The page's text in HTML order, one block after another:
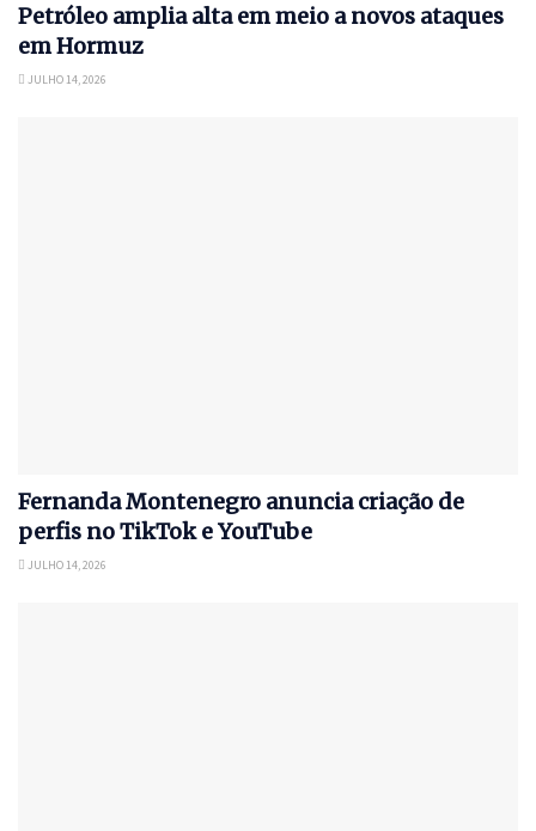
Petróleo amplia alta em meio a novos ataques
em Hormuz
JULHO 14, 2026
Fernanda Montenegro anuncia criação de
perfis no TikTok e YouTube
JULHO 14, 2026